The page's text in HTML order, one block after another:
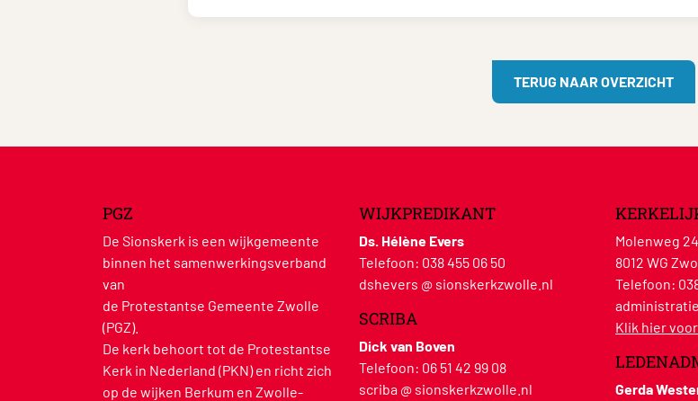
TERUG NAAR OVERZICHT
PGZ
De Sionskerk is een wijkgemeente
binnen het samenwerkingsverband
van
de Protestantse Gemeente Zwolle
(PGZ).
De kerk behoort tot de Protestantse
Kerk in Nederland (PKN) en richt zich
op de wijken Berkum en Zwolle-
WIJKPREDIKANT
Ds. Hélène Evers
Telefoon: 038 455 06 50
dshevers @ sionskerkzwolle.nl
SCRIBA
Dick van Boven
Telefoon: 06 51 42 99 08
scriba @ sionskerkzwolle.nl
Molenweg
8012 WG
Telefoon:
Klik hier
Gerda